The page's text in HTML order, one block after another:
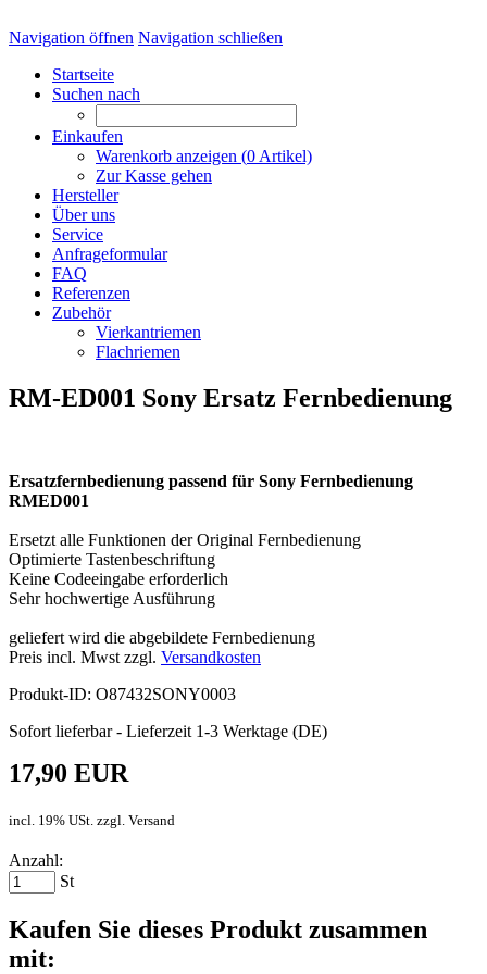
Navigation öffnen Navigation schließen
Startseite
Suchen nach
Einkaufen
Warenkorb anzeigen (0 Artikel)
Zur Kasse gehen
Hersteller
Über uns
Service
Anfrageformular
FAQ
Referenzen
Zubehör
Vierkantriemen
Flachriemen
RM-ED001 Sony Ersatz Fernbedienung
Ersatzfernbedienung passend für Sony Fernbedienung
RMED001
Ersetzt alle Funktionen der Original Fernbedienung
Optimierte Tastenbeschriftung
Keine Codeeingabe erforderlich
Sehr hochwertige Ausführung
geliefert wird die abgebildete Fernbedienung
Preis incl. Mwst zzgl. Versandkosten
Produkt-ID: O87432SONY0003
Sofort lieferbar - Lieferzeit 1-3 Werktage (DE)
17,90 EUR
incl. 19% USt. zzgl. Versand
Anzahl:
St
Kaufen Sie dieses Produkt zusammen
mit: